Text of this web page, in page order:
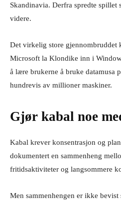
Skandinavia. Derfra spredte spillet
videre.
Det virkelig store gjennombruddet
Microsoft la Klondike inn i
å lære brukerne å bruke datamusa
hundrevis av millioner maskiner.
Gjør kabal noe
Kabal krever konsentrasjon og
dokumentert en sammenheng
fritidsaktiviteter og langsommere
Men sammenhengen er ikke